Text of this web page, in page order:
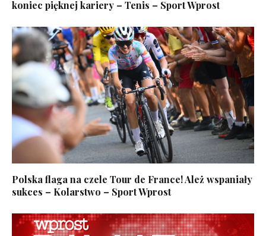
koniec pięknej kariery – Tenis – Sport Wprost
Polska flaga na czele Tour de France! Ależ wspaniały
sukces – Kolarstwo – Sport Wprost